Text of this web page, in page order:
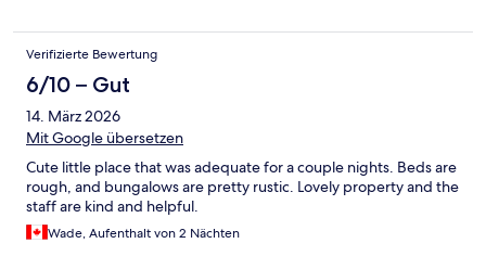
Verifizierte Bewertung
6/10 – Gut
14. März 2026
Mit Google übersetzen
Cute little place that was adequate for a couple nights. Beds are
rough, and bungalows are pretty rustic. Lovely property and the
staff are kind and helpful.
Wade, Aufenthalt von 2 Nächten